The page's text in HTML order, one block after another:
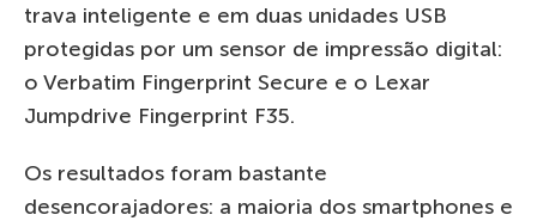
trava inteligente e em duas unidades USB
protegidas por um sensor de impressão digital:
o Verbatim Fingerprint Secure e o Lexar
Jumpdrive Fingerprint F35.
Os resultados foram bastante
desencorajadores: a maioria dos smartphones e